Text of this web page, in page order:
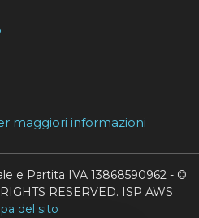
maggiori informazioni
e Partita IVA 13868590962 - ©
RESERVED. ISP AWS
del sito